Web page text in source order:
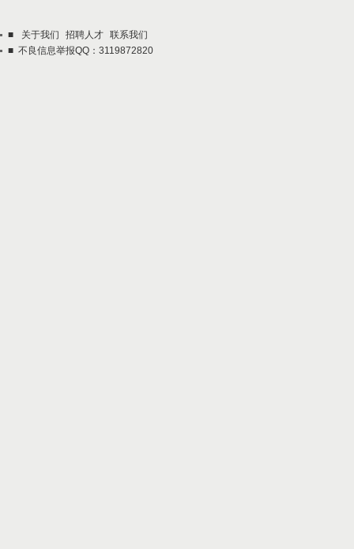
■ 关于我们 招聘人才 联系我们
■ 不良信息举报QQ：3119872820